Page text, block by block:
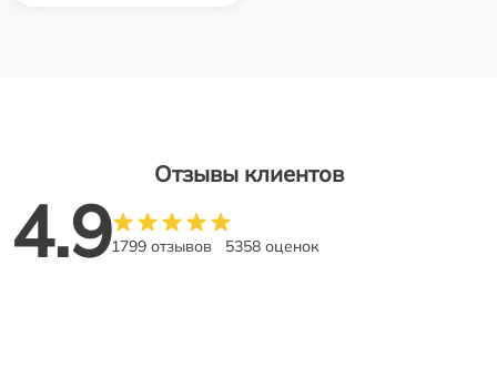
Отзывы клиентов
4.91799 отзывов 5358 оценок